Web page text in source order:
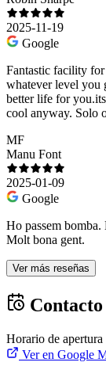
2025-11-19
Google
Fantastic facility
whatever level you
better life for
cool anyway. Solo
MF
Manu Font
2025-01-09
Google
Ho passem bomba.
Molt bona gent.
Ver más reseñas
Horario de
Ver en Google